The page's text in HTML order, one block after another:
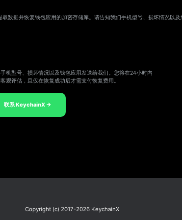
数据并恢复钱包应用的加密存储库。请告知我们手机型号、损坏情况以及
机型号、损坏情况以及钱包应用发送给我们。您将在24小时内
观评估，且仅在恢复成功后才需支付恢复费用。
联系 KeychainX →
Copyright (c) 2017-2026 KeychainX